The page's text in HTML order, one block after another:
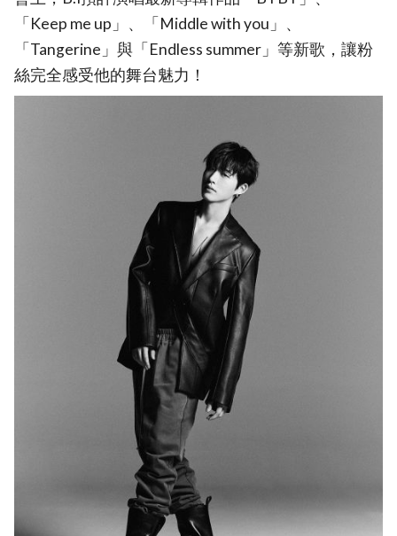
「Keep me up」、「Middle with you」、
「Tangerine」與「Endless summer」等新歌，讓粉
絲完全感受他的舞台魅力！